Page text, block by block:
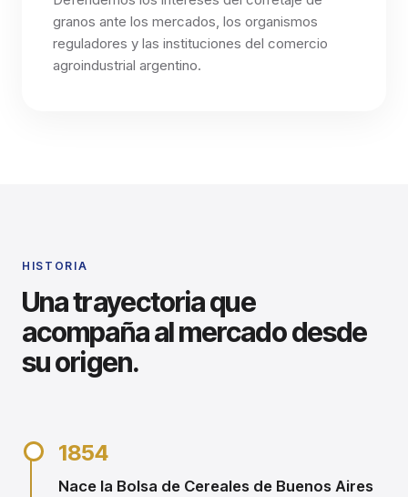
granos ante los mercados, los organismos
reguladores y las instituciones del comercio
agroindustrial argentino.
HISTORIA
Una trayectoria que
acompaña al mercado desde
su origen.
1854
Nace la Bolsa de Cereales de Buenos Aires